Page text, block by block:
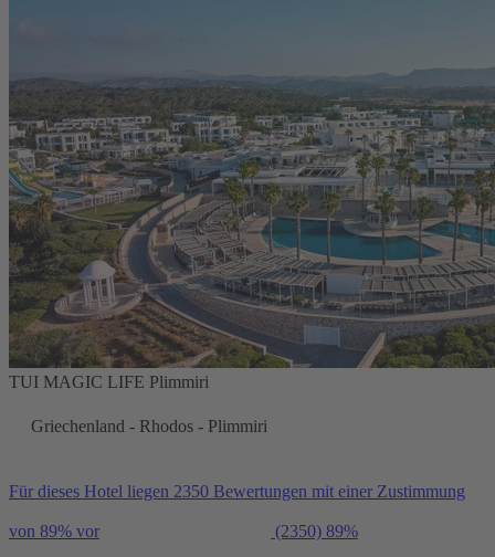
TUI MAGIC LIFE Plimmiri
Griechenland - Rhodos - Plimmiri
Für dieses Hotel liegen 2350 Bewertungen mit einer Zustimmung
von 89% vor (2350) 89%